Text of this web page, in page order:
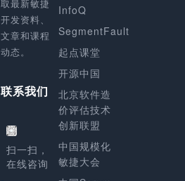
取最新敏捷
开发资料、
文章和课程
动态。
联系我们
扫一扫，
在线咨询
InfoQ
SegmentFault
起点课堂
开源中国
北京软件造
价评估技术
创新联盟
中国规模化
敏捷大会